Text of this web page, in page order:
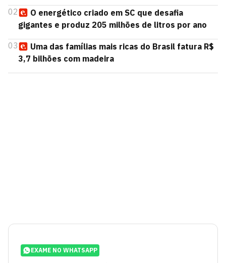
02
O energético criado em SC que desafia
gigantes e produz 205 milhões de litros por ano
03
Uma das famílias mais ricas do Brasil fatura R$
3,7 bilhões com madeira
EXAME NO WHATSAPP